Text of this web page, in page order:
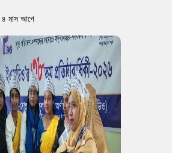
৪ মাস আগে